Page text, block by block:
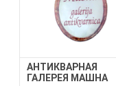
АНТИКВАРНАЯ
ГАЛЕРЕЯ МАШНА